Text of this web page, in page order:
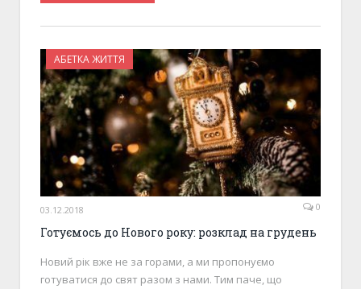
АБЕТКА ЖИТТЯ
03.12.2018 0
Готуємось до Нового року: розклад на грудень
Новий рік вже не за горами, а ми пропонуємо
готуватися до свят разом з нами. Тим паче, що